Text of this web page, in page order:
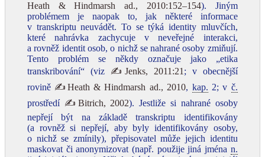
Heath & Hindmarsh ad., 2010:152–154). Jiným
problémem je naopak to, jak některé informace
v transkriptu neuvádět. To se týká identity mluvčích,
které nahrávka zachycuje v neveřejné interakci,
a rovněž identit osob, o nichž se nahrané osoby zmiňují.
Tento problém se někdy označuje jako „etika
transkribování“ (viz ✍Jenks, 2011:21 ; v obecnější
rovině ✍Heath & Hindmarsh ad., 2010, kap. 2; v č.
prostředí ✍Bitrich, 2002). Jestliže si nahrané osoby
nepřejí být na základě transkriptu identifikovány
(a rovněž si nepřejí, aby byly identifikovány osoby,
o nichž se zmínily), přepisovatel může jejich identitu
maskovat či anonymizovat (např. použije jiná jména n.